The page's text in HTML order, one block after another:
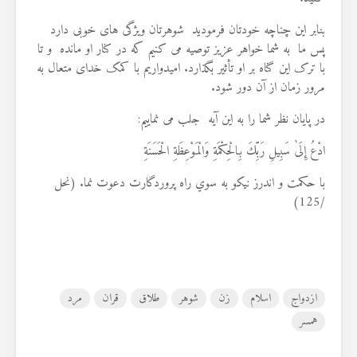
بنابر این چناچه خودتان فرمودید شوهرتان ویژگی های خوبی دارد
پس ما به شما خواهر عزیز توصیه می کنیم که در کنار او مانده و تا
با ترک این گناه بر او تأثیر بگذارد. امیدواریم با کمک خدای متعال به
مرور زمان از آن دور شود.
در پایان نظر شما را به این آیه جلب می نماییم:
ادْعُ إِلَىٰ سَبِيلِ رَبِّكَ بِالْحِكْمَةِ وَالْمَوْعِظَةِ الْحَسَنَةِ
با حكمت و اندرز نيكو به سوي راه پروردگارت دعوت نما. (نحل
/125)
ازدواج اسلام زن شوهر طلاق قران
مرد
همسر